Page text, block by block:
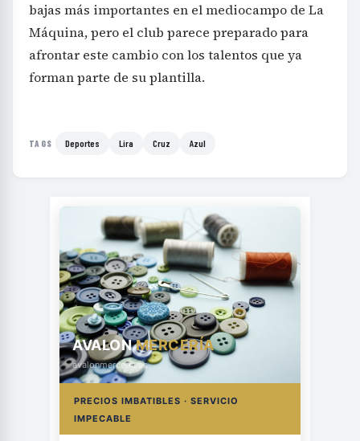
bajas más importantes en el mediocampo de La
Máquina, pero el club parece preparado para
afrontar este cambio con los talentos que ya
forman parte de su plantilla.
TAGS Deportes Lira Cruz Azul
AVALONMERCERÍA
avalonmerceria.es
PRECIOS IMBATIBLES · SERVICIO
IMPECABLE